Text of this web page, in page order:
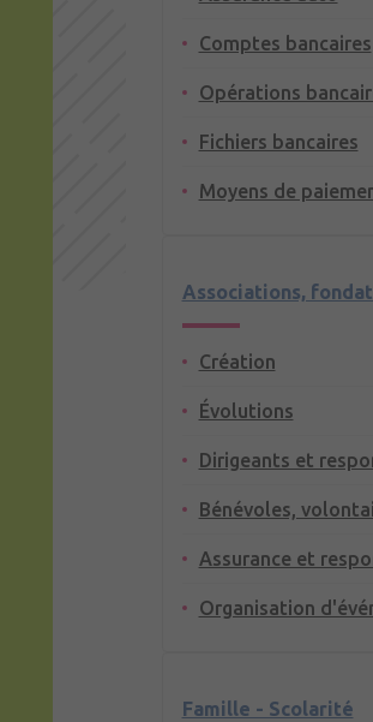
Comptes bancaires
Opérations
Fichiers bancaires
Moyens de
Associations,
Création
Évolutions
Dirigeants et
Bénévoles,
Assurance et
Organisation
Famille - Scolarité